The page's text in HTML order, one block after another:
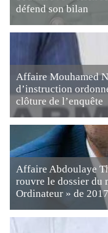
défend son bilan
Affaire Mouhamed
d’instruction
clôture de l’enquête
Affaire Abdoulaye
rouvre le dossier du
Ordinateur » de 2017